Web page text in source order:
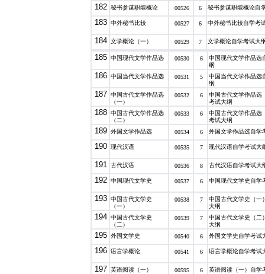
182 秘书参谋职能概论 00526 6 秘书参谋职能概论自
183 中外秘书比较 00527 6 中外秘书比较自学考
184 文学概论（一） 00529 7 文学概论自学考试大
185 中国现代文学作品选 00530 6
中国现代文学作品选
纲
186 中国当代文学作品选 00531 5
中国当代文学作品选
纲
187 中国古代文学作品选
（一）
00532 6
中国古代文学作品选
考试大纲
188 中国古代文学作品选
（二）
00533 6
中国古代文学作品选
考试大纲
189 外国文学作品选 00534 6 外国文学作品选自学
190 现代汉语 00535 7 现代汉语自学考试大
191 古代汉语 00536 8 古代汉语自学考试大
192 中国现代文学史 00537 6 中国现代文学史自学
193 中国古代文学史
（一）
00538 7
中国古代文学史（一
大纲
194 中国古代文学史
（二）
00539 7
中国古代文学史（二
大纲
195 外国文学史 00540 6 外国文学史自学考试
196 语言学概论 00541 6 语言学概论自学考试
197 英语阅读（一） 00595 6 英语阅读（一）自学